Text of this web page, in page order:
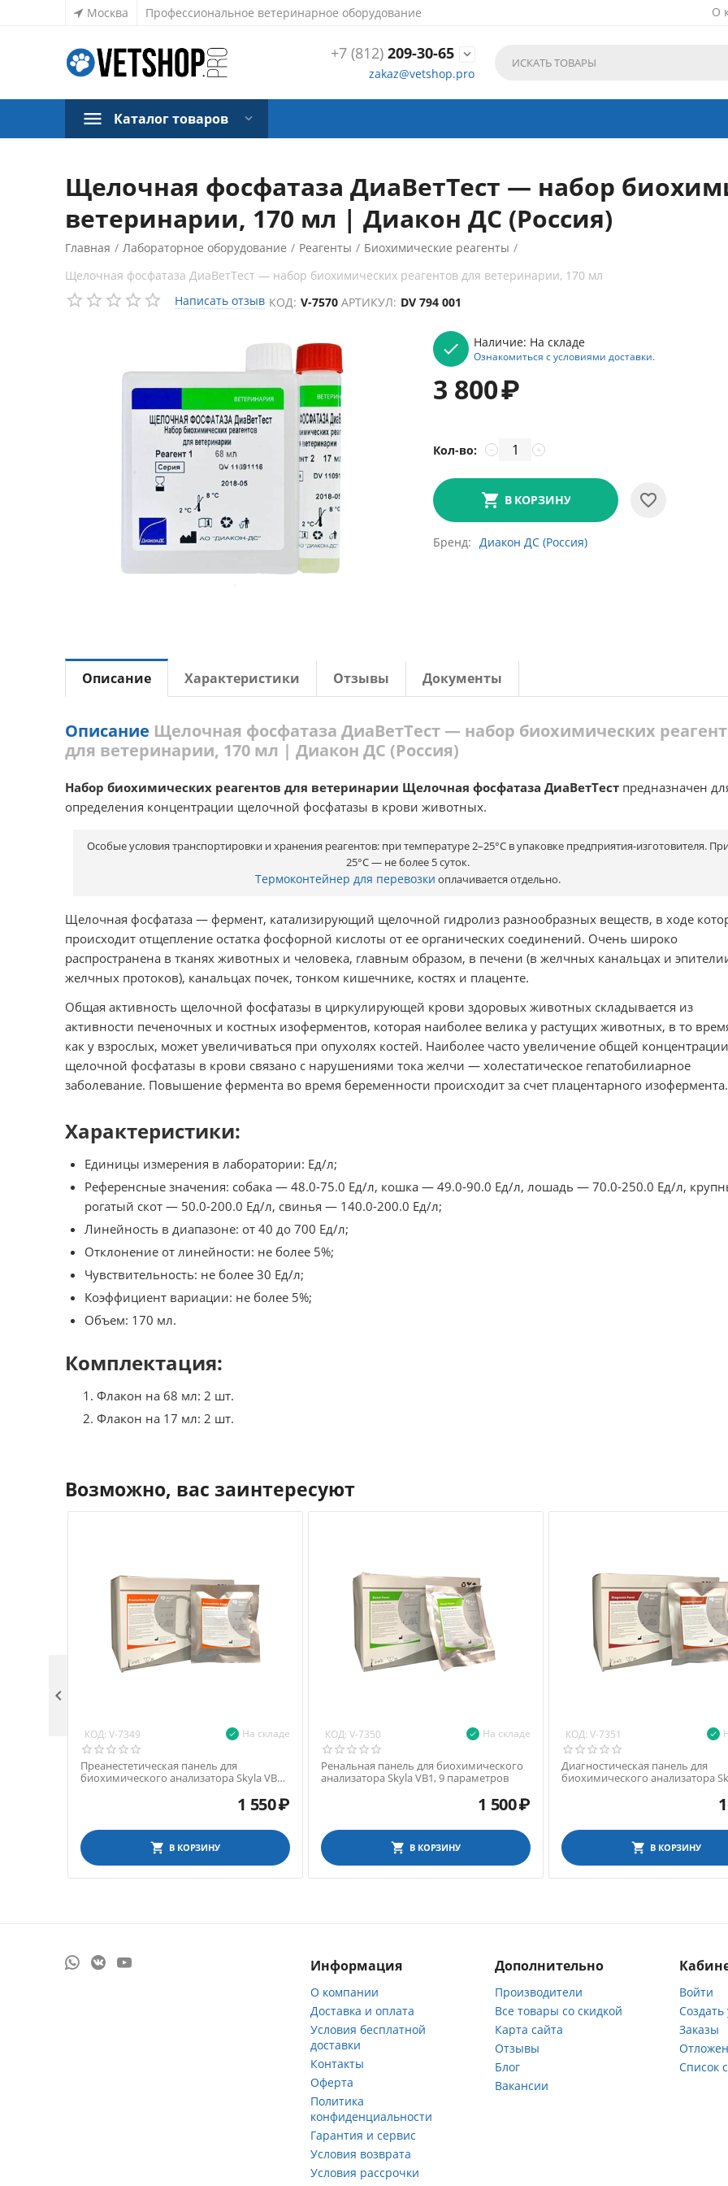
Москва Профессиональное ветеринарное оборудование О
+7 (812)209-30-65 
zakaz@vetshop.pro
Каталог товаров
Щелочная фосфатаза ДиаВетТест — набор
ветеринарии, 170 мл | Диакон ДС (Россия)
Главная / Лабораторное оборудование / Реагенты / Биохимические реагенты /
Щелочная фосфатаза ДиаВетТест — набор биохимических реагентов для ветеринарии, 170 мл
Написать отзыв КОД: V-7570 АРТИКУЛ: DV 794 001
Наличие: На складе
Ознакомиться с условиями доставки.
3 800₽
Кол-во: +
−
В КОРЗИНУ
Бренд Диакон ДС (Россия)
Описание Характеристики Отзывы Документы
Описание Щелочная фосфатаза ДиаВетТест — набор биохимических
для ветеринарии, 170 мл | Диакон ДС (Россия)
Набор биохимических реагентов для ветеринарии Щелочная фосфатаза ДиаВетТест предназначен
определения концентрации щелочной фосфатазы в крови животных.
Особые условия транспортировки и хранения реагентов: при температуре 2–25°С в упаковке предприятия-изготовителя.
25°С — не более 5 суток.
Термоконтейнер для перевозки оплачивается отдельно.
Щелочная фосфатаза — фермент, катализирующий щелочной гидролиз разнообразных веществ, в ходе
происходит отщепление остатка фосфорной кислоты от ее органических соединений. Очень широко
распространена в тканях животных и человека, главным образом, в печени (в желчных канальцах и
желчных протоков), канальцах почек, тонком кишечнике, костях и плаценте.
Общая активность щелочной фосфатазы в циркулирующей крови здоровых животных складывается из
активности печеночных и костных изоферментов, которая наиболее велика у растущих животных, в то
как у взрослых, может увеличиваться при опухолях костей. Наиболее часто увеличение общей концентрации
щелочной фосфатазы в крови связано с нарушениями тока желчи — холестатическое гепатобилиарное
заболевание. Повышение фермента во время беременности происходит за счет плацентарного изофермента.
Характеристики:
Единицы измерения в лаборатории: Ед/л;
Референсные значения: собака — 48.0-75.0 Ед/л, кошка — 49.0-90.0 Ед/л, лошадь — 70.0-250.0 Ед/л,
рогатый скот — 50.0-200.0 Ед/л, свинья — 140.0-200.0 Ед/л;
Линейность в диапазоне: от 40 до 700 Ед/л;
Отклонение от линейности: не более 5%;
Чувствительность: не более 30 Ед/л;
Коэффициент вариации: не более 5%;
Объем: 170 мл.
Комплектация:
Флакон на 68 мл: 2 шт.
Флакон на 17 мл: 2 шт.
Возможно, вас заинтересуют
КОД: V-7349 На складе
Преанестетическая панель для
биохимического анализатора Skyla VB1,
1 550₽
В КОРЗИНУ
КОД: V-7350 На складе
Ренальная панель для биохимического
анализатора Skyla VB1, 9 параметров
1 500₽
В КОРЗИНУ
КОД: V-7351
Диагностическая панель для
биохимического анализатора
В КОРЗИНУ

Информация
О компании
Доставка и оплата
Условия бесплатной
доставки
Контакты
Оферта
Политика
конфиденциальности
Гарантия и сервис
Условия возврата
Условия рассрочки
Дополнительно
Производители
Все товары со скидкой
Карта сайта
Отзывы
Блог
Вакансии
Войти
Заказы
Список